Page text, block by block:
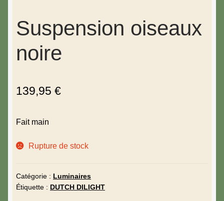
Suspension oiseaux
noire
139,95 €
Fait main
Rupture de stock
Catégorie : Luminaires
Étiquette : DUTCH DILIGHT